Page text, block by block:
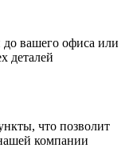
до вашего офиса или
деталей
что позволит
компании